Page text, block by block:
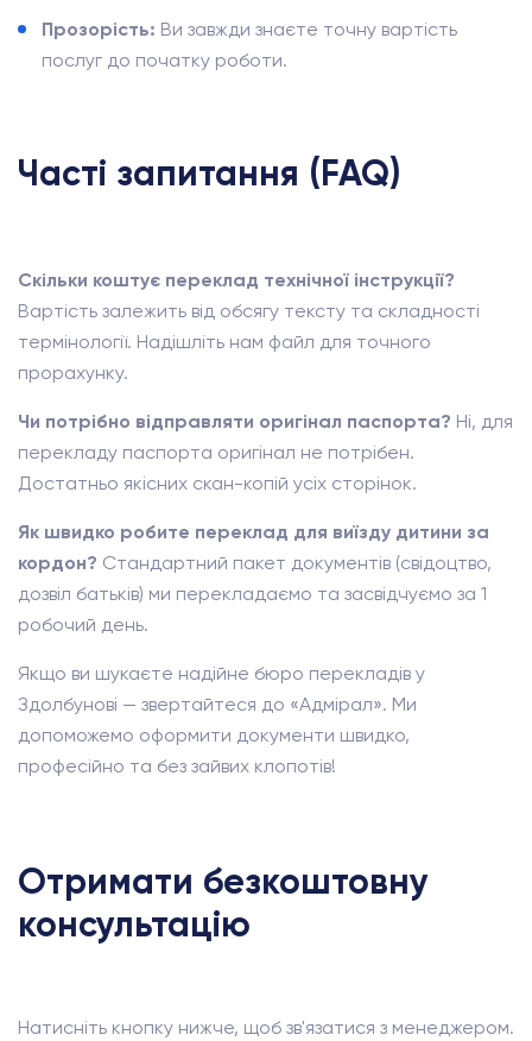
Прозорість: Ви завжди знаєте точну вартість
послуг до початку роботи.
Часті запитання (FAQ)
Скільки коштує переклад технічної інструкції?
Вартість залежить від обсягу тексту та складності
термінології. Надішліть нам файл для точного
прорахунку.
Чи потрібно відправляти оригінал паспорта? Ні, для
перекладу паспорта оригінал не потрібен.
Достатньо якісних скан-копій усіх сторінок.
Як швидко робите переклад для виїзду дитини за
кордон? Стандартний пакет документів (свідоцтво,
дозвіл батьків) ми перекладаємо та засвідчуємо за 1
робочий день.
Якщо ви шукаєте надійне бюро перекладів у
Здолбунові — звертайтеся до «Адмірал». Ми
допоможемо оформити документи швидко,
професійно та без зайвих клопотів!
Отримати безкоштовну
консультацію
Натисніть кнопку нижче, щоб зв'язатися з менеджером.